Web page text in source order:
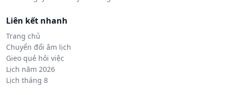
Liên kết nhanh
Trang chủ
Chuyển đổi âm lịch
Gieo quẻ hỏi việc
Lịch năm 2026
Lịch tháng 8